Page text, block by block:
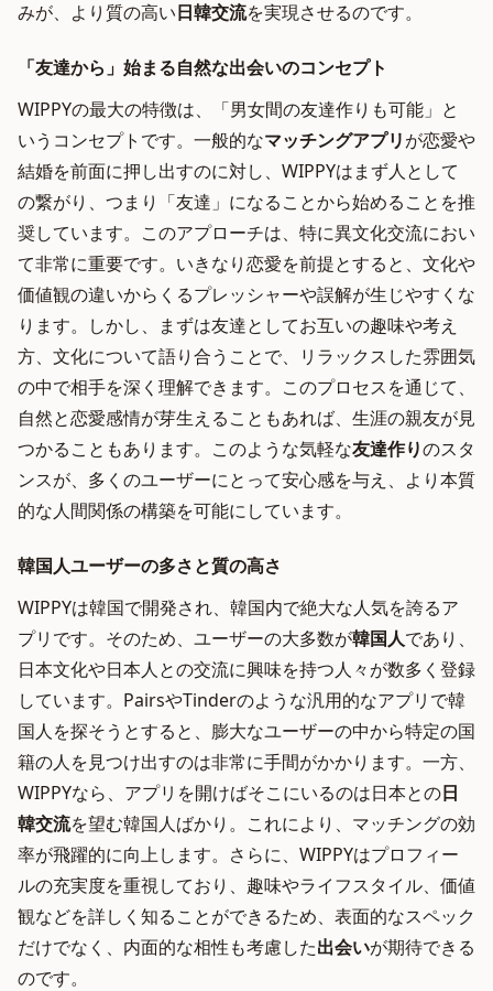
みが、より質の高い日韓交流を実現させるのです。
「友達から」始まる自然な出会いのコンセプト
WIPPYの最大の特徴は、「男女間の友達作りも可能」と
いうコンセプトです。一般的なマッチングアプリが恋愛や
結婚を前面に押し出すのに対し、WIPPYはまず人として
の繋がり、つまり「友達」になることから始めることを推
奨しています。このアプローチは、特に異文化交流におい
て非常に重要です。いきなり恋愛を前提とすると、文化や
価値観の違いからくるプレッシャーや誤解が生じやすくな
ります。しかし、まずは友達としてお互いの趣味や考え
方、文化について語り合うことで、リラックスした雰囲気
の中で相手を深く理解できます。このプロセスを通じて、
自然と恋愛感情が芽生えることもあれば、生涯の親友が見
つかることもあります。このような気軽な友達作りのスタ
ンスが、多くのユーザーにとって安心感を与え、より本質
的な人間関係の構築を可能にしています。
韓国人ユーザーの多さと質の高さ
WIPPYは韓国で開発され、韓国内で絶大な人気を誇るア
プリです。そのため、ユーザーの大多数が韓国人であり、
日本文化や日本人との交流に興味を持つ人々が数多く登録
しています。PairsやTinderのような汎用的なアプリで韓
国人を探そうとすると、膨大なユーザーの中から特定の国
籍の人を見つけ出すのは非常に手間がかかります。一方、
WIPPYなら、アプリを開けばそこにいるのは日本との日
韓交流を望む韓国人ばかり。これにより、マッチングの効
率が飛躍的に向上します。さらに、WIPPYはプロフィー
ルの充実度を重視しており、趣味やライフスタイル、価値
観などを詳しく知ることができるため、表面的なスペック
だけでなく、内面的な相性も考慮した出会いが期待できる
のです。